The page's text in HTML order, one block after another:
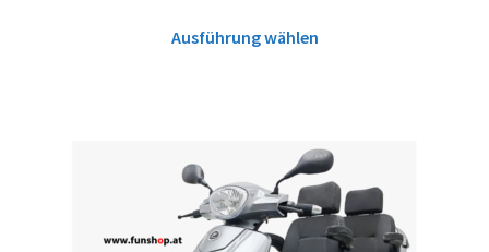
Ausführung wählen